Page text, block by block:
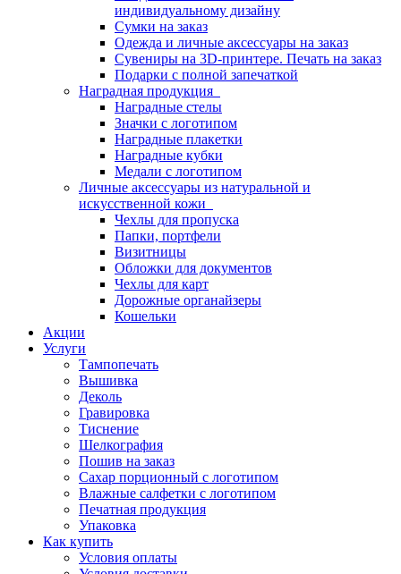
индивидуальному дизайну
Сумки на заказ
Одежда и личные аксессуары на заказ
Сувениры на 3D-принтере. Печать на заказ
Подарки с полной запечаткой
Наградная продукция
Наградные стелы
Значки с логотипом
Наградные плакетки
Наградные кубки
Медали с логотипом
Личные аксессуары из натуральной и
искусственной кожи
Чехлы для пропуска
Папки, портфели
Визитницы
Обложки для документов
Чехлы для карт
Дорожные органайзеры
Кошельки
Акции
Услуги
Тампопечать
Вышивка
Деколь
Гравировка
Тиснение
Шелкография
Пошив на заказ
Сахар порционный с логотипом
Влажные салфетки с логотипом
Печатная продукция
Упаковка
Как купить
Условия оплаты